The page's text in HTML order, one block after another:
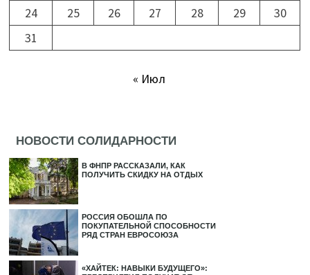
24
25 26 27 28 29
30
31
« Июл
НОВОСТИ СОЛИДАРНОСТИ
В ФНПР РАССКАЗАЛИ, КАК
ПОЛУЧИТЬ СКИДКУ НА ОТДЫХ
РОССИЯ ОБОШЛА ПО
ПОКУПАТЕЛЬНОЙ СПОСОБНОСТИ
РЯД СТРАН ЕВРОСОЮЗА
«ХАЙТЕК: НАВЫКИ БУДУЩЕГО»: